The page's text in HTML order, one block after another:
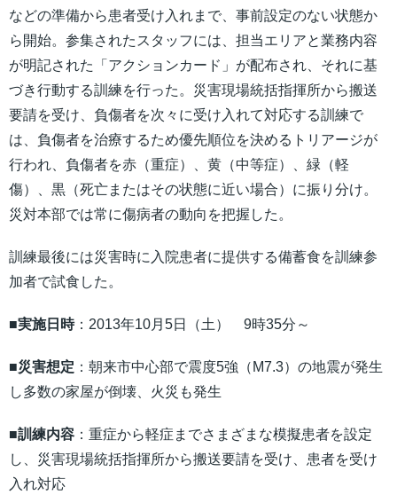
などの準備から患者受け入れまで、事前設定のない状態か
ら開始。参集されたスタッフには、担当エリアと業務内容
が明記された「アクションカード」が配布され、それに基
づき行動する訓練を行った。災害現場統括指揮所から搬送
要請を受け、負傷者を次々に受け入れて対応する訓練で
は、負傷者を治療するため優先順位を決めるトリアージが
行われ、負傷者を赤（重症）、黄（中等症）、緑（軽
傷）、黒（死亡またはその状態に近い場合）に振り分け。
災対本部では常に傷病者の動向を把握した。
訓練最後には災害時に入院患者に提供する備蓄食を訓練参
加者で試食した。
■実施日時：2013年10月5日（土） 9時35分～
■災害想定 ：朝来市中心部で震度5強（M7.3）の地震が発生
し多数の家屋が倒壊、火災も発生
■訓練内容 ：重症から軽症までさまざまな模擬患者を設定
し、災害現場統括指揮所から搬送要請を受け、患者を受け
入れ対応